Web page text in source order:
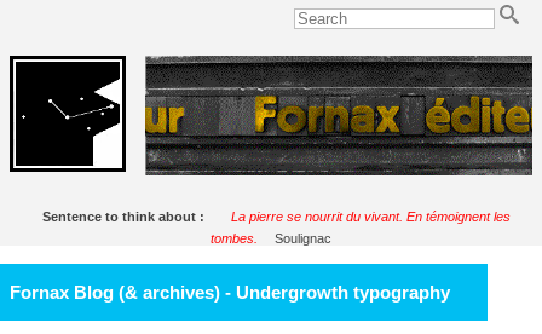
Sentence to think about :
La pierre se nourrit du vivant. En témoignent les
tombes.
Soulignac
Fornax Blog (& archives) - Undergrowth typography